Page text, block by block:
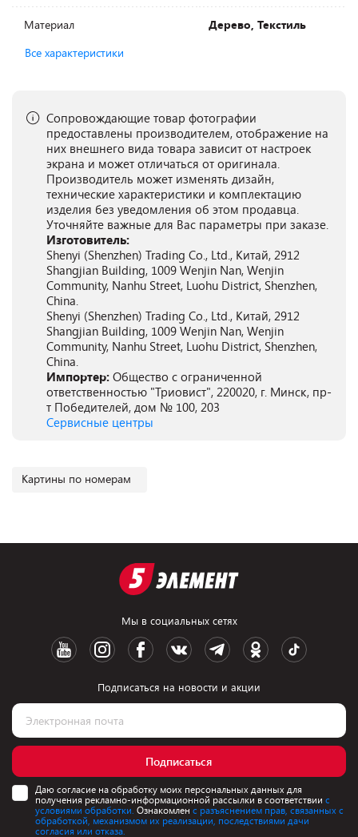
Материал
Дерево, Текстиль
Все характеристики
Сопровождающие товар фотографии
предоставлены производителем, отображение на
них внешнего вида товара зависит от настроек
экрана и может отличаться от оригинала.
Производитель может изменять дизайн,
технические характеристики и комплектацию
изделия без уведомления об этом продавца.
Уточняйте важные для Вас параметры при заказе.
Изготовитель:
Shenyi (Shenzhen) Trading Co., Ltd., Китай, 2912
Shangjian Building, 1009 Wenjin Nan, Wenjin
Community, Nanhu Street, Luohu District, Shenzhen,
China.
Shenyi (Shenzhen) Trading Co., Ltd., Китай, 2912
Shangjian Building, 1009 Wenjin Nan, Wenjin
Community, Nanhu Street, Luohu District, Shenzhen,
China.
Импортер: Общество с ограниченной
ответственностью "Триовист", 220020, г. Минск, пр-
т Победителей, дом № 100, 203
Сервисные центры
Картины по номерам
Мы в социальных сетях
Подписаться на новости и акции
Подписаться
Даю согласие на обработку моих персональных данных для
получения рекламно-информационной рассылки в соответствии с
условиями обработки. Ознакомлен с разъяснением прав, связанных с
обработкой, механизмом их реализации, последствиями дачи
согласия или отказа.